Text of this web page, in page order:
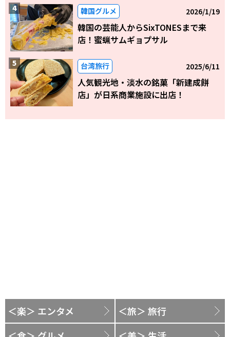
韓国グルメ 2026/1/19
韓国の芸能人からSixTONESまで来
店！蜜蝋サムギョプサル
台湾旅行 2025/6/11
人気観光地・淡水の銘菓「新建成餅
店」が日系商業施設に出店！
＜楽＞ エンタメ
＜旅＞ 旅行